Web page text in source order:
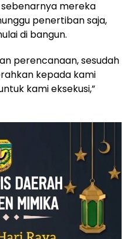
mereka
penertiban saja,
di bangun.
perencanaan, sesudah
kepada kami
kami eksekusi,”